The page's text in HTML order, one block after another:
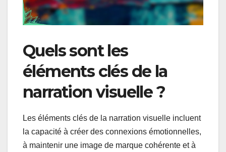
Quels sont les
éléments clés de la
narration visuelle ?
Les éléments clés de la narration visuelle incluent
la capacité à créer des connexions émotionnelles,
à maintenir une image de marque cohérente et à